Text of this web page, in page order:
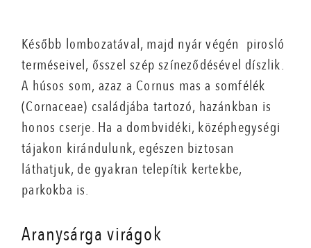
Később lombozatával, majd nyár végén pirosló
terméseivel, ősszel szép színeződésével díszlik.
A húsos som, azaz a Cornus mas a somfélék
(Cornaceae) családjába tartozó, hazánkban is
honos cserje. Ha a dombvidéki, középhegységi
tájakon kirándulunk, egészen biztosan
láthatjuk, de gyakran telepítik kertekbe,
parkokba is.
Aranysárga virágok